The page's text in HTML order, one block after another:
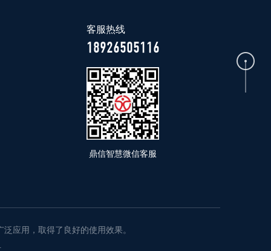
客服热线
18926505116
鼎信智慧微信客服
应用，取得了良好的使用效果。